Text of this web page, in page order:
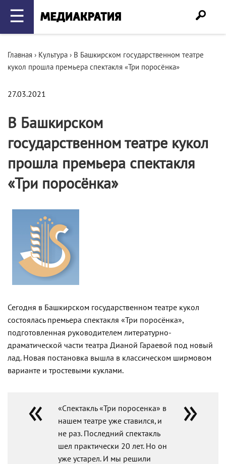
☰
Главная › Культура › В Башкирском государственном театре
кукол прошла премьера спектакля «Три поросёнка»
27.03.2021
В Башкирском
государственном театре кукол
прошла премьера спектакля
«Три поросёнка»
Сегодня в Башкирском государственном театре кукол
состоялась премьера спектакля «Три поросёнка»,
подготовленная руководителем литературно-
драматической части театра Дианой Гараевой под новый
лад. Новая постановка вышла в классическом ширмовом
варианте и тростевыми куклами.
«Спектакль «Три поросенка» в
нашем театре уже ставился, и
не раз. Последний спектакль
шел практически 20 лет. Но он
уже устарел. И мы решили